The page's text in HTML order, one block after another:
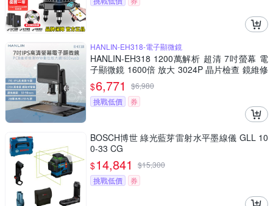
HANLIN-EH318-電子顯微鏡
HANLIN-EH318 1200萬解析 超清 7吋螢幕 電
子顯微鏡 1600倍 放大 3024P 晶片檢查 鏡維修
手機 電路板 鐘錶鑑定 錢幣鑑定 精密物件檢測
放大
$6,771 $6,980
挑戰低價
券
BOSCH博世 綠光藍芽雷射水平墨線儀 GLL 10
0-33 CG
$14,841 $15,300
挑戰低價
券